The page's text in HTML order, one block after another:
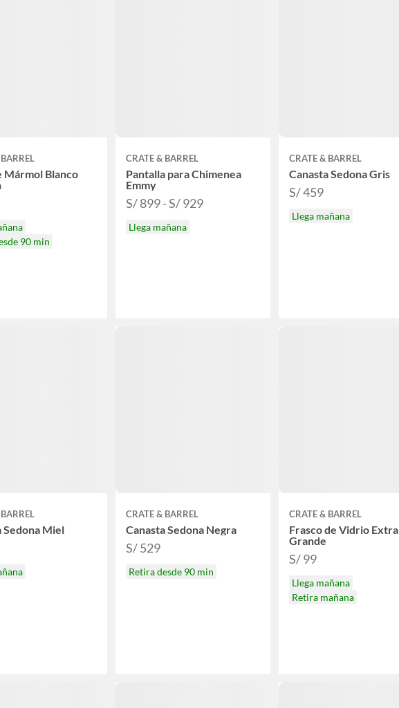
Mármol Blanco
90 min
CRATE & BARREL
Pantalla para Chimenea
Emmy
S/ 899 - S/ 929
Llega mañana
CRATE & BARREL
Canasta Sedona Gris
S/ 459
Llega mañana
Sedona Miel
CRATE & BARREL
Canasta Sedona Negra
S/ 529
Retira desde 90 min
CRATE & BARREL
Frasco de Vidrio Extra
Grande
S/ 99
Llega mañana
Retira mañana